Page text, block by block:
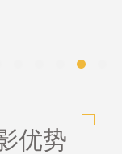
优势